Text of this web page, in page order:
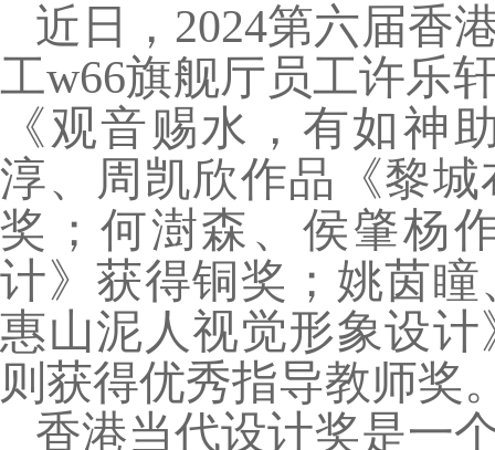
近日，2024第六届香
工​w66旗舰厅员工许乐
《观音赐水，有如神
淳、周凯欣作品《黎
奖；何澍森、侯肇杨
计》获得铜奖；姚茵
惠山泥人视觉形象设
则获得优秀指导教师奖
香港当代设计奖是一